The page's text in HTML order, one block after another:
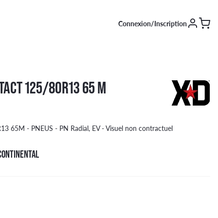
SAISON [EN COURS]
Connexion/Inscription
125/80R13 65 M
65M - PNEUS - PN Radial, EV - Visuel non contractuel